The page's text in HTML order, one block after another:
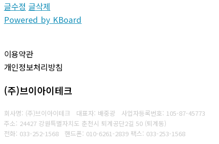
글수정 글삭제
Powered by KBoard
이용약관
개인정보처리방침
(주)브이아이테크
회사명: (주)브이아이테크 대표자: 배중광 사업자등록번호: 105-87-45773
주소: 24427 강원특별자치도 춘천시 퇴계공단2길 50 (퇴계동)
전화: 033-252-1568
핸드폰: 010-6261-2839 팩스: 033-253-1568